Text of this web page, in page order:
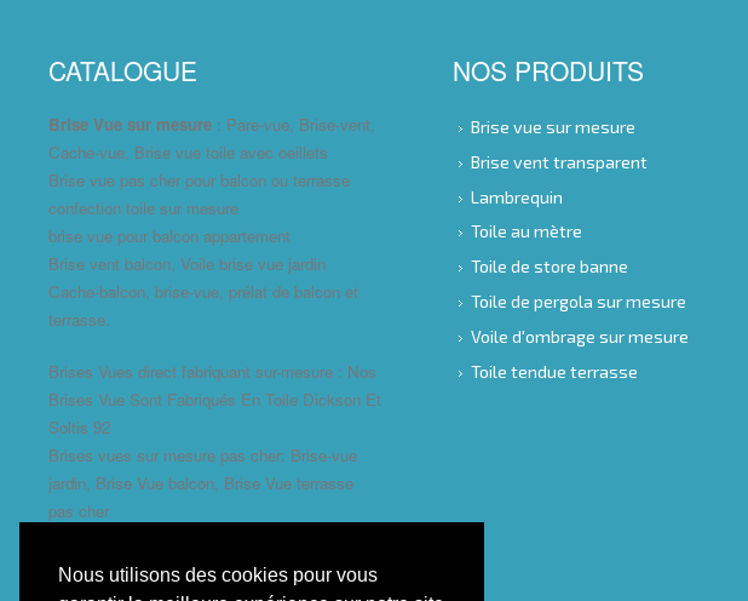
Nous utilisons des cookies pour vous
CATALOGUE
Brise Vue sur mesure : Pare-vue, Brise-vent,
Cache-vue, Brise vue toile avec oeillets
Brise vue pas cher pour balcon ou terrasse
confection toile sur mesure
brise vue pour balcon appartement
Brise vent balcon, Voile brise vue jardin
Cache-balcon, brise-vue, prélat de balcon et
terrasse.
Brises Vues direct fabriquant sur-mesure : Nos
Brises Vue Sont Fabriqués En Toile Dickson Et
Soltis 92
Brises vues sur mesure pas cher: Brise-vue
jardin, Brise Vue balcon, Brise Vue terrasse
pas cher
NOS PRODUITS
Brise vue sur mesure
Brise vent transparent
Lambrequin
Toile au mètre
Toile de store banne
Toile de pergola sur mesure
Voile d'ombrage sur mesure
Toile tendue terrasse